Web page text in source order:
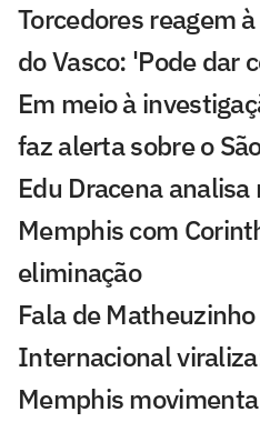
Torcedores reagem
do Vasco: 'Pode dar
Em meio à
faz alerta sobre o
Edu Dracena
Memphis com
eliminação
Fala de
Internacional
Memphis